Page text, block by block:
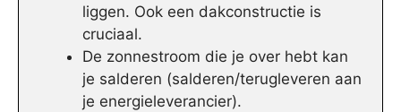
liggen. Ook een dakconstructie is
cruciaal.
De zonnestroom die je over hebt kan
je salderen (salderen/terugleveren aan
je energieleverancier).